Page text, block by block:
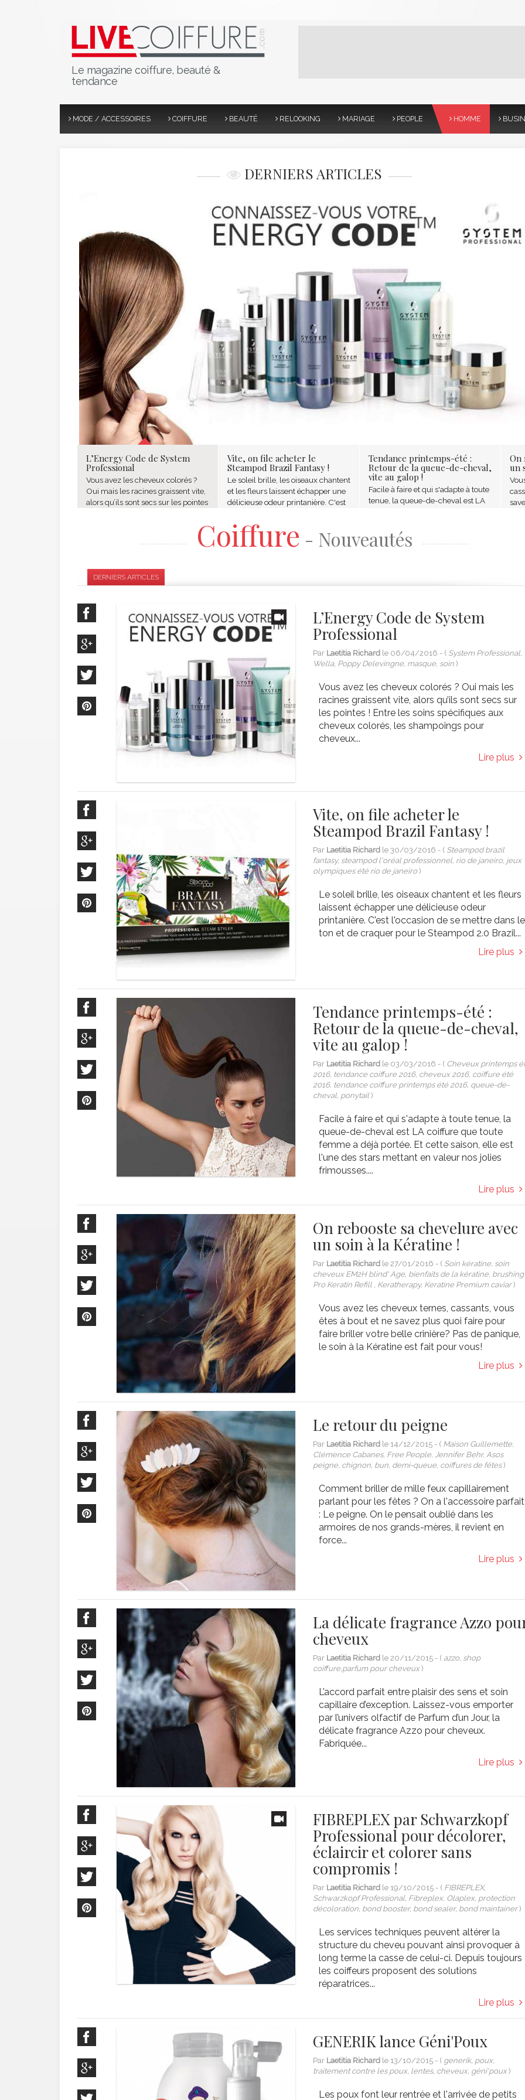
Le magazine coiffure, beauté &
tendance
MODE / ACCESSOIRES COIFFURE BEAUTÉ RELOOKING MARIAGE PEOPLE HOMME
DERNIERS ARTICLES
L’Energy Code de System
Professional
Vous avez les cheveux colorés ?
Oui mais les racines graissent vite,
alors qu’ils sont secs sur les pointes
Vite, on file acheter le
Steampod Brazil Fantasy !
Le soleil brille, les oiseaux chantent
et les fleurs laissent échapper une
délicieuse odeur printanière. C'est
et de craquer pour le Steampod
2.0 Brazil...
Tendance printemps-été :
Retour de la queue-de-cheval,
vite au galop !
Facile à faire et qui s'adapte à toute
tenue, la queue-de-cheval est LA
des stars mettant en valeur nos
jolies frimousses....
On
un
Coiffure - Nouveautés
DERNIERS ARTICLES
L’Energy Code de System
Professional
Par Laetitia Richard le 06/04/2016 - ( System Professional,
Wella, Poppy Delevingne, masque, soin )
Vous avez les cheveux colorés ? Oui mais les
racines graissent vite, alors qu’ils sont secs sur
les pointes ! Entre les soins spécifiques aux
cheveux colorés, les shampoings pour
cheveux...
Lire plus
Vite, on file acheter le
Steampod Brazil Fantasy !
Par Laetitia Richard le30/03/2016 - ( Steampod brazil
fantasy, steampod l'oréal professionnel, rio de janeiro, jeux
olympiques été rio de janeiro )
Le soleil brille, les oiseaux chantent et les fleurs
laissent échapper une délicieuse odeur
printanière. C'est l'occasion de se mettre dans le
ton et de craquer pour le Steampod 2.0 Brazil...
Lire plus
Tendance printemps-été :
Retour de la queue-de-cheval,
vite au galop !
Par Laetitia Richard le 03/03/2016 - ( Cheveux printemps
2016, tendance coiffure 2016, cheveux 2016, coiffure été
2016, tendance coiffure printemps été 2016, queue-de-
cheval, ponytail )
Facile à faire et qui s'adapte à toute tenue, la
queue-de-cheval est LA coiffure que toute
femme a déjà portée. Et cette saison, elle est
l'une des stars mettant en valeur nos jolies
frimousses....
Lire plus
On rebooste sa chevelure avec
un soin à la Kératine !
Par Laetitia Richard le 27/01/2016 - ( Soin kératine, soin
cheveux EM2H blind' Age, bienfaits de la kératine, brushing
Pro Keratin Refill , Keratherapy, Keratine Premium caviar)
Vous avez les cheveux ternes, cassants, vous
êtes à bout et ne savez plus quoi faire pour
faire briller votre belle crinière? Pas de panique,
le soin à la Kératine est fait pour vous!
Lire plus
Le retour du peigne
Par Laetitia Richard le 14/12/2015 - ( Maison Guillemette,
Clémence Cabanes, Free People, Jennifer Behr, Asos
peigne, chignon, bun, demi-queue, coiffures de fêtes)
Comment briller de mille feux capillairement
parlant pour les fêtes ? On a l'accessoire parfait
: Le peigne. On le pensait oublié dans les
armoires de nos grands-mères, il revient en
force...
Lire plus
La délicate fragrance Azzo
cheveux
Par Laetitia Richard le 20/11/2015 - ( azzo, shop
coiffure,parfum pour cheveux)
L’accord parfait entre plaisir des sens et soin
capillaire d’exception. Laissez-vous emporter
par l’univers olfactif de Parfum d’un Jour, la
délicate fragrance Azzo pour cheveux.
Fabriquée...
Lire plus
FIBREPLEX par Schwarzkopf
Professional pour décolorer,
éclaircir et colorer sans
compromis !
Par Laetitia Richard le 19/10/2015 - ( FIBREPLEX,
Schwarzkopf Professional, Fibreplex, Olaplex, protection
décoloration, bond booster, bond sealer, bond maintainer)
Les services techniques peuvent altérer la
structure du cheveu pouvant ainsi provoquer à
long terme la casse de celui-ci. Depuis toujours
les coiffeurs proposent des solutions
réparatrices...
Lire plus
GENERIK lance Géni'Poux
Par Laetitia Richard le 13/10/2015 - ( generik, poux,
traitement contre les poux, lentes, cheveux, géni'poux)
Les poux font leur rentrée et l'arrivée de petits